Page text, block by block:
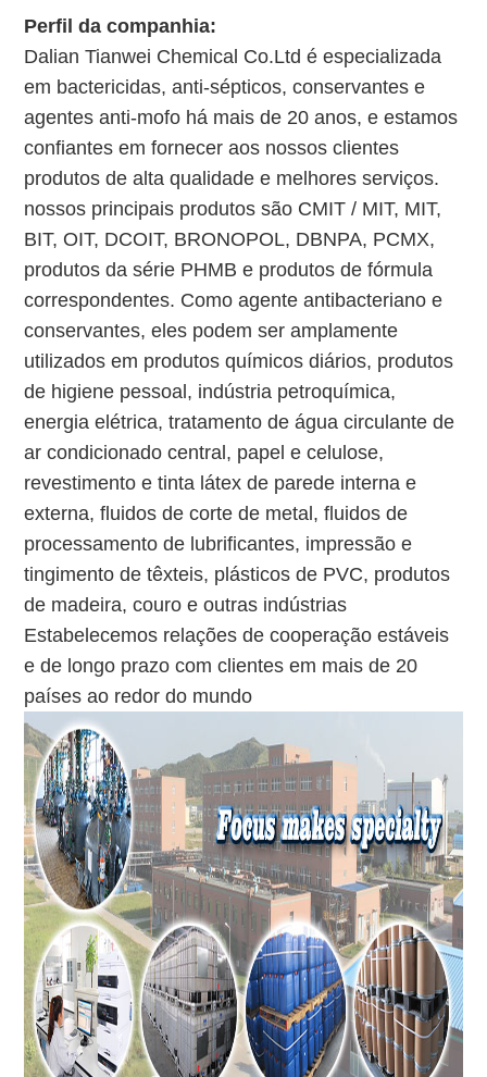
Perfil da companhia:
Dalian Tianwei Chemical Co.Ltd é especializada
em bactericidas, anti-sépticos, conservantes e
agentes anti-mofo há mais de 20 anos, e estamos
confiantes em fornecer aos nossos clientes
produtos de alta qualidade e melhores serviços.
nossos principais produtos são CMIT / MIT, MIT,
BIT, OIT, DCOIT, BRONOPOL, DBNPA, PCMX,
produtos da série PHMB e produtos de fórmula
correspondentes. Como agente antibacteriano e
conservantes, eles podem ser amplamente
utilizados em produtos químicos diários, produtos
de higiene pessoal, indústria petroquímica,
energia elétrica, tratamento de água circulante de
ar condicionado central, papel e celulose,
revestimento e tinta látex de parede interna e
externa, fluidos de corte de metal, fluidos de
processamento de lubrificantes, impressão e
tingimento de têxteis, plásticos de PVC, produtos
de madeira, couro e outras indústrias
Estabelecemos relações de cooperação estáveis ​​
e de longo prazo com clientes em mais de 20
países ao redor do mundo